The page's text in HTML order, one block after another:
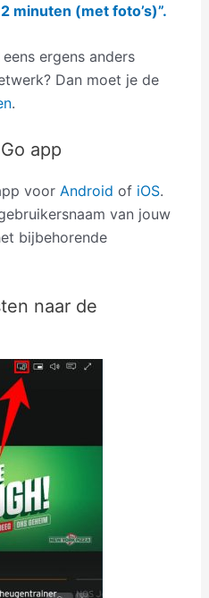
minuten (met foto’s)”.
ergens anders
Dan moet je de
.
app
voorAndroid of iOS.
van jouw
bijbehorende
naar de